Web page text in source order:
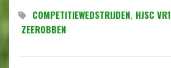
COMPETITIEWEDSTRIJDEN, HJSC VR1
ZEEROBBEN